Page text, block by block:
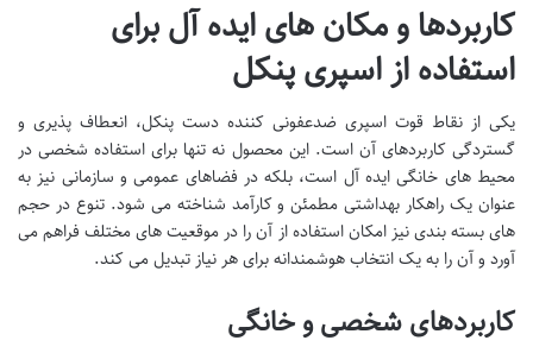
کاربردها و مکان های ایده آل برای
استفاده از اسپری پنکل
یکی از نقاط قوت اسپری ضدعفونی کننده دست پنکل، انعطاف پذیری و
گستردگی کاربردهای آن است. این محصول نه تنها برای استفاده شخصی در
محیط های خانگی ایده آل است، بلکه در فضاهای عمومی و سازمانی نیز به
عنوان یک راهکار بهداشتی مطمئن و کارآمد شناخته می شود. تنوع در حجم
های بسته بندی نیز امکان استفاده از آن را در موقعیت های مختلف فراهم می
آورد و آن را به یک انتخاب هوشمندانه برای هر نیاز تبدیل می کند.
کاربردهای شخصی و خانگی